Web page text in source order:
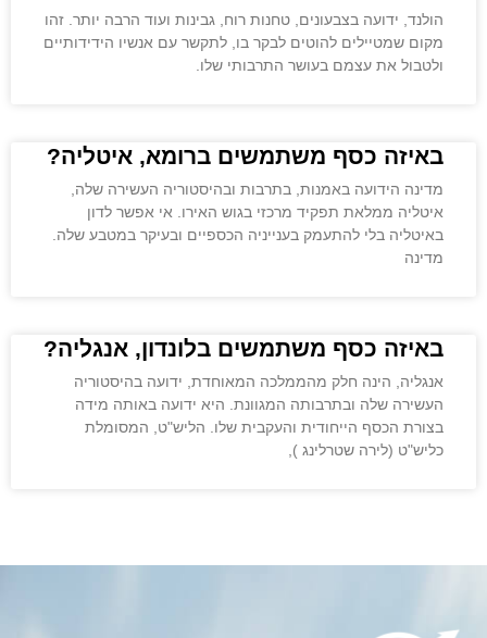
הולנד, ידועה בצבעונים, טחנות רוח, גבינות ועוד הרבה יותר. זהו
מקום שמטיילים להוטים לבקר בו, לתקשר עם אנשיו הידידותיים
ולטבול את עצמם בעושר התרבותי שלו.
באיזה כסף משתמשים ברומא, איטליה?
מדינה הידועה באמנות, בתרבות ובהיסטוריה העשירה שלה,
איטליה ממלאת תפקיד מרכזי בגוש האירו. אי אפשר לדון
באיטליה בלי להתעמק בענייניה הכספיים ובעיקר במטבע שלה.
מדינה
באיזה כסף משתמשים בלונדון, אנגליה?
אנגליה, הינה חלק מהממלכה המאוחדת, ידועה בהיסטוריה
העשירה שלה ובתרבותה המגוונת. היא ידועה באותה מידה
בצורת הכסף הייחודית והעקבית שלו. הליש"ט, המסומלת
כליש"ט (לירה שטרלינג ),